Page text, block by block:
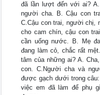
đã lần lượt đến với ai?
người cha. B. Cậu con
C.Cậu con trai, người
cho cam chín, cậu con
cần uống nước. B. Mẹ
đang làm cỏ, chắc rất
tâm của những ai? A.
con. C.Người cha và
được gạch dưới trong câu:
việc em đã làm để phụ